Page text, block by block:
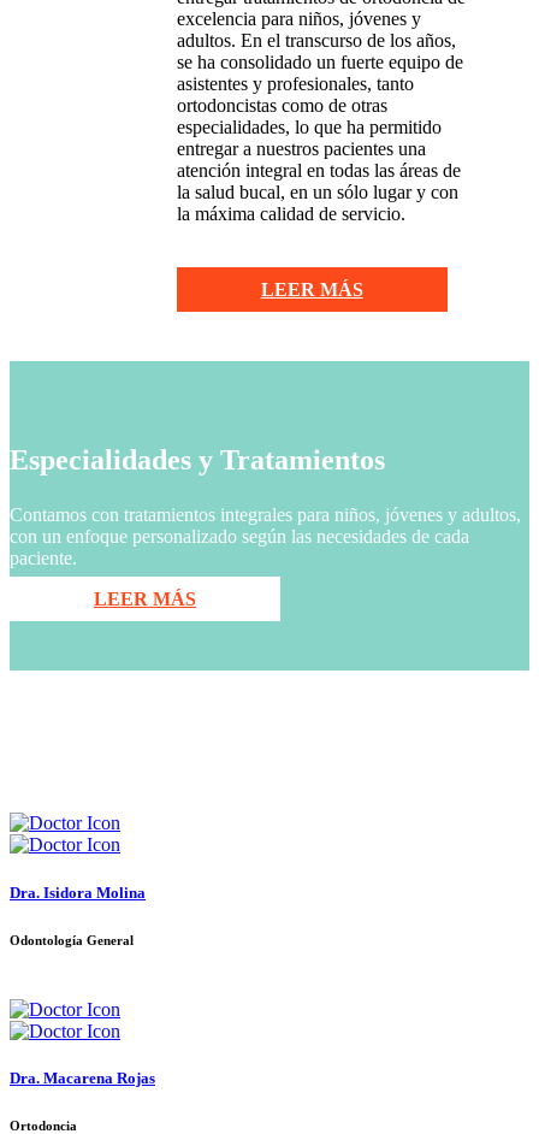
excelencia para niños, jóvenes y
adultos. En el transcurso de los años,
se ha consolidado un fuerte equipo de
asistentes y profesionales, tanto
ortodoncistas como de otras
especialidades, lo que ha permitido
entregar a nuestros pacientes una
atención integral en todas las áreas de
la salud bucal, en un sólo lugar y con
la máxima calidad de servicio.
LEER MÁS
Especialidades y Tratamientos
Contamos con tratamientos integrales para niños, jóvenes y adultos,
con un enfoque personalizado según las necesidades de cada
paciente.
LEER MÁS
Dra. Isidora Molina
Odontología General
Dra. Macarena Rojas
Ortodoncia